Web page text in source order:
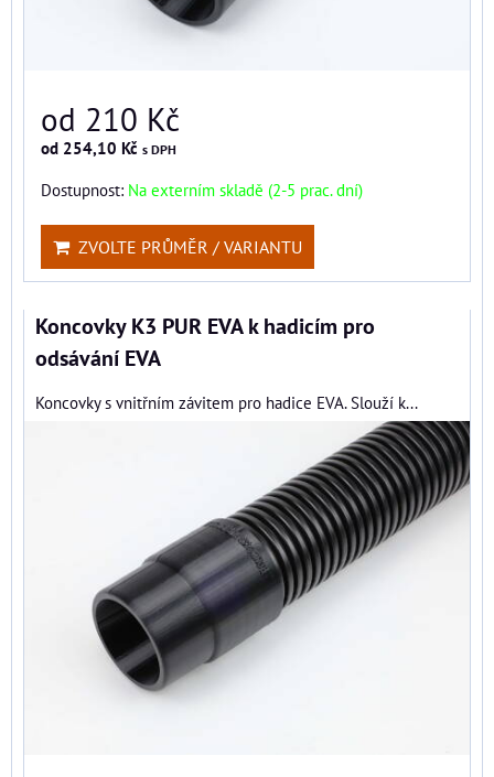
od 210 Kč
od 254,10 Kč s DPH
Dostupnost: Na externím skladě (2-5 prac. dní)
ZVOLTE PRŮMĚR / VARIANTU
Koncovky K3 PUR EVA k hadicím pro
odsávání EVA
Koncovky s vnitřním závitem pro hadice EVA. Slouží k...